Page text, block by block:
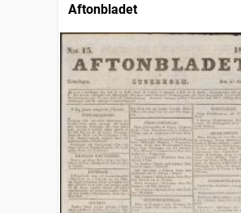
Aftonbladet